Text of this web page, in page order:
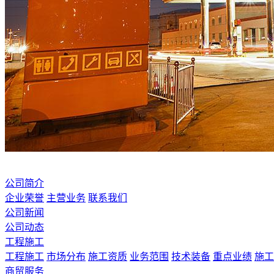
公司简介
企业荣誉 主营业务 联系我们
公司新闻
公司动态
工程施工
工程施工 市场分布 施工资质 业务范围 技术装备 重点业绩 施
商贸服务